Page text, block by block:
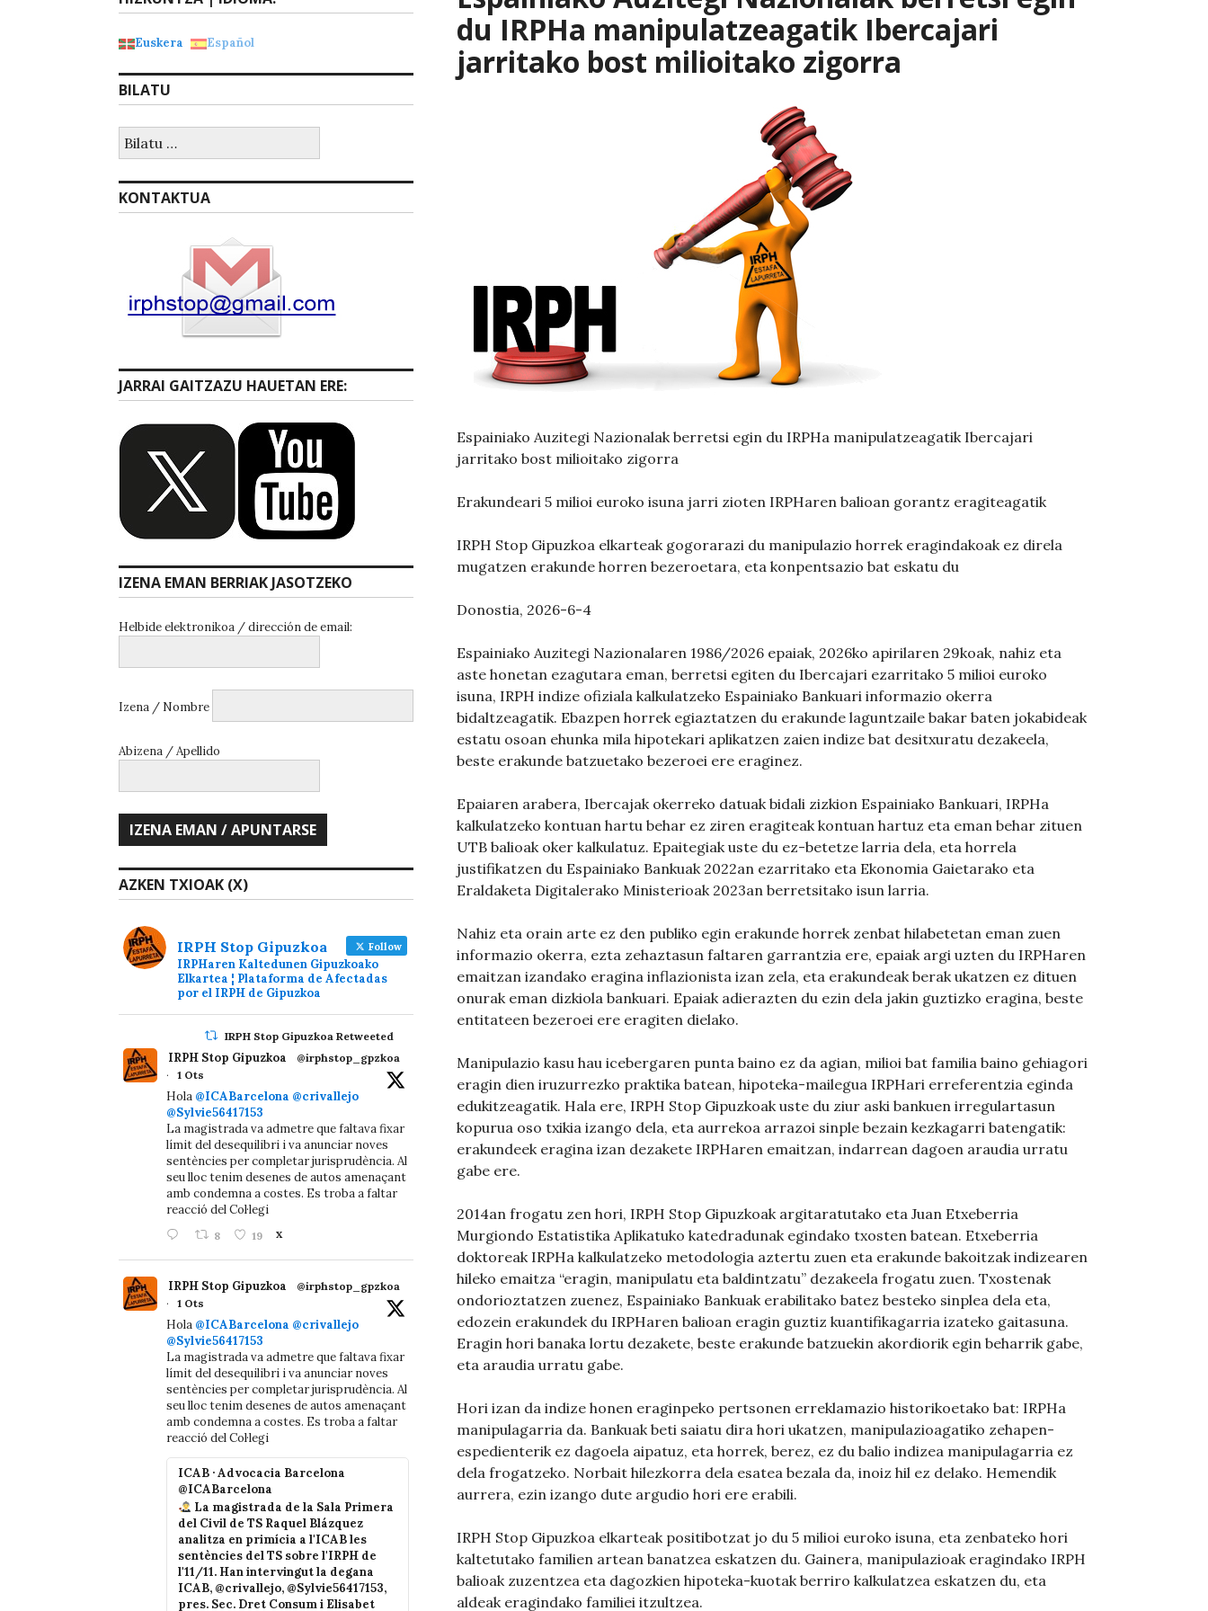
du IRPHa manipulatzeagatik Ibercajari
jarritako bost milioitako zigorra
Espainiako Auzitegi Nazionalak berretsi egin du IRPHa manipulatzeagatik Ibercajari
jarritako bost milioitako zigorra
Erakundeari 5 milioi euroko isuna jarri zioten IRPHaren balioan gorantz eragiteagatik
IRPH Stop Gipuzkoa elkarteak gogorarazi du manipulazio horrek eragindakoak ez direla
mugatzen erakunde horren bezeroetara, eta konpentsazio bat eskatu du
Donostia, 2026-6-4
Espainiako Auzitegi Nazionalaren 1986/2026 epaiak, 2026ko apirilaren 29koak, nahiz eta
aste honetan ezagutara eman, berretsi egiten du Ibercajari ezarritako 5 milioi euroko
isuna, IRPH indize ofiziala kalkulatzeko Espainiako Bankuari informazio okerra
bidaltzeagatik. Ebazpen horrek egiaztatzen du erakunde laguntzaile bakar baten jokabideak
estatu osoan ehunka mila hipotekari aplikatzen zaien indize bat desitxuratu dezakeela,
beste erakunde batzuetako bezeroei ere eraginez.
Epaiaren arabera, Ibercajak okerreko datuak bidali zizkion Espainiako Bankuari, IRPHa
kalkulatzeko kontuan hartu behar ez ziren eragiteak kontuan hartuz eta eman behar zituen
UTB balioak oker kalkulatuz. Epaitegiak uste du ez-betetze larria dela, eta horrela
justifikatzen du Espainiako Bankuak 2022an ezarritako eta Ekonomia Gaietarako eta
Eraldaketa Digitalerako Ministerioak 2023an berretsitako isun larria.
Nahiz eta orain arte ez den publiko egin erakunde horrek zenbat hilabetetan eman zuen
informazio okerra, ezta zehaztasun faltaren garrantzia ere, epaiak argi uzten du IRPHaren
emaitzan izandako eragina inflazionista izan zela, eta erakundeak berak ukatzen ez dituen
onurak eman dizkiola bankuari. Epaiak adierazten du ezin dela jakin guztizko eragina, beste
entitateen bezeroei ere eragiten dielako.
Manipulazio kasu hau icebergaren punta baino ez da agian, milioi bat familia baino gehiagori
eragin dien iruzurrezko praktika batean, hipoteka-mailegua IRPHari erreferentzia eginda
edukitzeagatik. Hala ere, IRPH Stop Gipuzkoak uste du ziur aski bankuen irregulartasun
kopurua oso txikia izango dela, eta aurrekoa arrazoi sinple bezain kezkagarri batengatik:
erakundeek eragina izan dezakete IRPHaren emaitzan, indarrean dagoen araudia urratu
gabe ere.
2014an frogatu zen hori, IRPH Stop Gipuzkoak argitaratutako eta Juan Etxeberria
Murgiondo Estatistika Aplikatuko katedradunak egindako txosten batean. Etxeberria
doktoreak IRPHa kalkulatzeko metodologia aztertu zuen eta erakunde bakoitzak indizearen
hileko emaitza “eragin, manipulatu eta baldintzatu” dezakeela frogatu zuen. Txostenak
ondorioztatzen zuenez, Espainiako Bankuak erabilitako batez besteko sinplea dela eta,
edozein erakundek du IRPHaren balioan eragin guztiz kuantifikagarria izateko gaitasuna.
Eragin hori banaka lortu dezakete, beste erakunde batzuekin akordiorik egin beharrik gabe,
eta araudia urratu gabe.
Hori izan da indize honen eraginpeko pertsonen erreklamazio historikoetako bat: IRPHa
manipulagarria da. Bankuak beti saiatu dira hori ukatzen, manipulazioagatiko zehapen-
espedienterik ez dagoela aipatuz, eta horrek, berez, ez du balio indizea manipulagarria ez
dela frogatzeko. Norbait hilezkorra dela esatea bezala da, inoiz hil ez delako. Hemendik
aurrera, ezin izango dute argudio hori ere erabili.
IRPH Stop Gipuzkoa elkarteak positibotzat jo du 5 milioi euroko isuna, eta zenbateko hori
kaltetutako familien artean banatzea eskatzen du. Gainera, manipulazioak eragindako IRPH
balioak zuzentzea eta dagozkien hipoteka-kuotak berriro kalkulatzea eskatzen du, eta
aldeak eragindako familiei itzultzea.
Euskera Español
BILATU
KONTAKTUA
JARRAI GAITZAZU HAUETAN ERE:
IZENA EMAN BERRIAK JASOTZEKO
Helbide elektronikoa / dirección de email:
Izena / Nombre
Abizena / Apellido
AZKEN TXIOAK (X)
IRPH Stop Gipuzkoa Follow
IRPHaren Kaltedunen Gipuzkoako
Elkartea ¦ Plataforma de Afectadas
por el IRPH de Gipuzkoa
IRPH Stop Gipuzkoa Retweeted
IRPH Stop Gipuzkoa
@irphstop_gpzkoa
·
1 Ots
Hola @ICABarcelona @crivallejo
@Sylvie56417153
La magistrada va admetre que faltava fixar
límit del desequilibri i va anunciar noves
sentències per completar jurisprudència. Al
seu lloc tenim desenes de autos amenaçant
amb condemna a costes. Es troba a faltar
reacció del Col·legi
8 19 X
IRPH Stop Gipuzkoa
@irphstop_gpzkoa
·
1 Ots
Hola @ICABarcelona @crivallejo
@Sylvie56417153
La magistrada va admetre que faltava fixar
límit del desequilibri i va anunciar noves
sentències per completar jurisprudència. Al
seu lloc tenim desenes de autos amenaçant
amb condemna a costes. Es troba a faltar
reacció del Col·legi
ICAB · Advocacia Barcelona
@ICABarcelona
La magistrada de la Sala Primera
del Civil de TS Raquel Blázquez
analitza en primícia a l'ICAB les
sentències del TS sobre l'IRPH de
l'11/11. Han intervingut la degana
ICAB, @crivallejo, @Sylvie56417153,
pres. Sec. Dret Consum i Elisabet